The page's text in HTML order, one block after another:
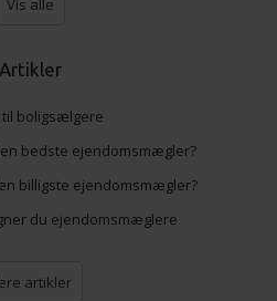
Vis alle
Artikler
til boligsælgere
bedste ejendomsmægler?
billigste ejendomsmægler?
du ejendomsmæglere
artikler